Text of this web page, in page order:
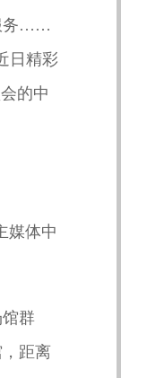
务……
日精彩
的中
媒体中
群
距离